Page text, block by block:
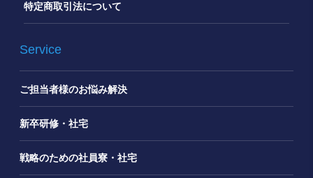
特定商取引法について
Service
ご担当者様のお悩み解決
新卒研修・社宅
戦略のための社員寮・社宅